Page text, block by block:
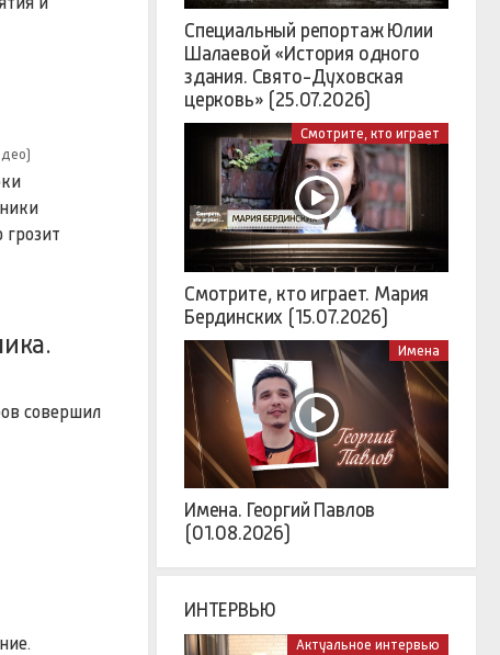
совершил
Специальный репортаж Юлии
Шалаевой «История одного
здания. Свято-Духовская
церковь» (25.07.2026)
Смотрите, кто играет
Смотрите, кто играет. Мария
Бердинских (15.07.2026)
Имена
Имена. Георгий Павлов
(01.08.2026)
ИНТЕРВЬЮ
Актуальное интервью